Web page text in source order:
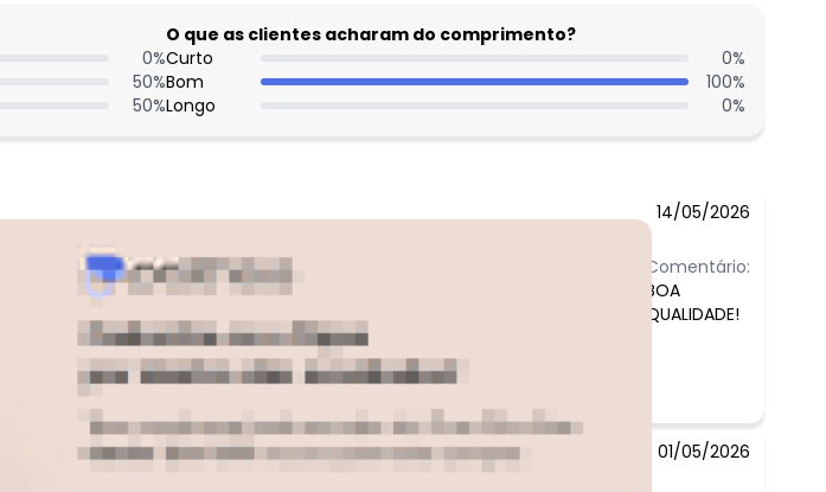
0%
50%
50%
O que as clientes acharam do comprimento?
Curto
0%
Bom
100%
Longo
0%
14/05/2026
Comentário:
BOA
QUALIDADE!
01/05/2026